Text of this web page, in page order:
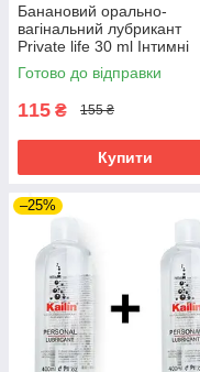
Банановий орально-
вагінальний лубрикант
Private life 30 ml Інтимні
мастила зі смаком банана
Готово до відправки
115 ₴ 155 ₴
Купити
–25%